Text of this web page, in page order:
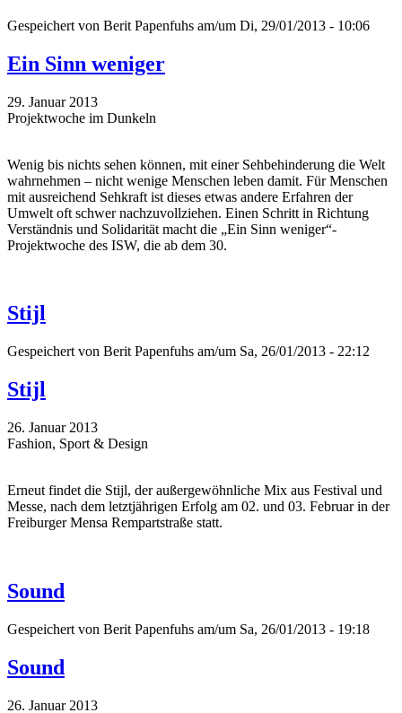
Gespeichert von Berit Papenfuhs am/um Di, 29/01/2013 - 10:06
Ein Sinn weniger
29. Januar 2013
Projektwoche im Dunkeln
Wenig bis nichts sehen können, mit einer Sehbehinderung die Welt
wahrnehmen – nicht wenige Menschen leben damit. Für Menschen
mit ausreichend Sehkraft ist dieses etwas andere Erfahren der
Umwelt oft schwer nachzuvollziehen. Einen Schritt in Richtung
Verständnis und Solidarität macht die „Ein Sinn weniger“-
Projektwoche des ISW, die ab dem 30.
Stijl
Gespeichert von Berit Papenfuhs am/um Sa, 26/01/2013 - 22:12
Stijl
26. Januar 2013
Fashion, Sport & Design
Erneut findet die Stijl, der außergewöhnliche Mix aus Festival und
Messe, nach dem letztjährigen Erfolg am 02. und 03. Februar in der
Freiburger Mensa Rempartstraße statt.
Sound
Gespeichert von Berit Papenfuhs am/um Sa, 26/01/2013 - 19:18
Sound
26. Januar 2013